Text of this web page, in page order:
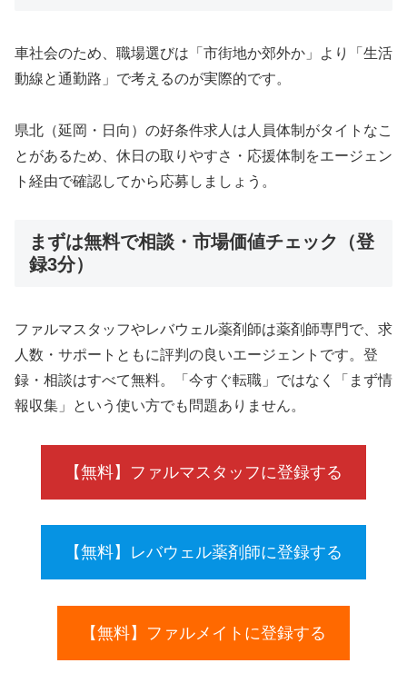
車社会のため、職場選びは「市街地か郊外か」より「生活
動線と通勤路」で考えるのが実際的です。
県北（延岡・日向）の好条件求人は人員体制がタイトなこ
とがあるため、休日の取りやすさ・応援体制をエージェン
ト経由で確認してから応募しましょう。
まずは無料で相談・市場価値チェック（登
録3分）
ファルマスタッフやレバウェル薬剤師は薬剤師専門で、求
人数・サポートともに評判の良いエージェントです。登
録・相談はすべて無料。「今すぐ転職」ではなく「まず情
報収集」という使い方でも問題ありません。
【無料】ファルマスタッフに登録する
【無料】レバウェル薬剤師に登録する
【無料】ファルメイトに登録する